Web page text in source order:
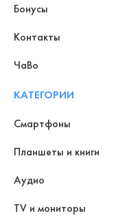
Бонусы
Контакты
ЧаВо
КАТЕГОРИИ
Смартфоны
Планшеты и книги
Аудио
TV и мониторы